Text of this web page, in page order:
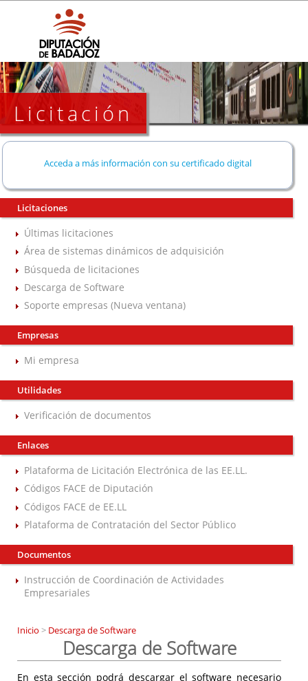
Licitación
Acceda a más información con su certificado digital
Licitaciones
Últimas licitaciones
Área de sistemas dinámicos de adquisición
Búsqueda de licitaciones
Descarga de Software
Soporte empresas (Nueva ventana)
Empresas
Mi empresa
Utilidades
Verificación de documentos
Enlaces
Plataforma de Licitación Electrónica de las EE.LL.
Códigos FACE de Diputación
Códigos FACE de EE.LL
Plataforma de Contratación del Sector Público
Documentos
Instrucción de Coordinación de Actividades
Empresariales
Inicio > Descarga de Software
Descarga de Software
En esta sección podrá descargar el software necesario